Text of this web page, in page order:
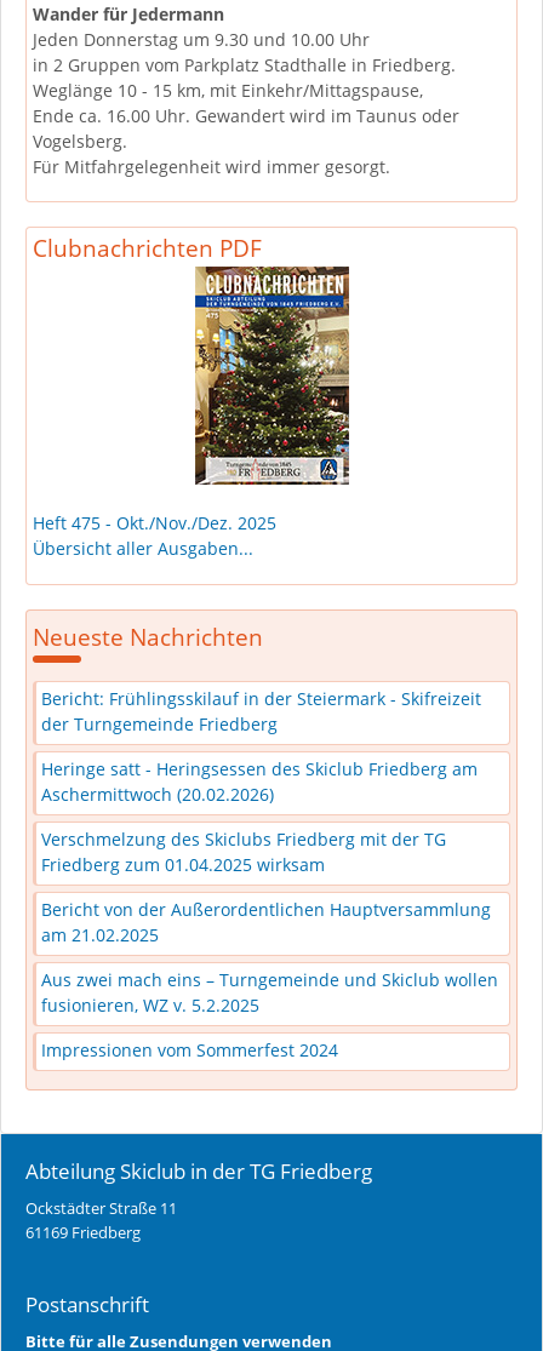
Wander für Jedermann
Jeden Donnerstag um 9.30 und 10.00 Uhr
in 2 Gruppen vom Parkplatz Stadthalle in Friedberg.
Weglänge 10 - 15 km, mit Einkehr/Mittagspause,
Ende ca. 16.00 Uhr. Gewandert wird im Taunus oder
Vogelsberg.
Für Mitfahrgelegenheit wird immer gesorgt.
Clubnachrichten PDF
Heft 475 - Okt./Nov./Dez. 2025
Übersicht aller Ausgaben...
Neueste Nachrichten
Bericht: Frühlingsskilauf in der Steiermark - Skifreizeit
der Turngemeinde Friedberg
Heringe satt - Heringsessen des Skiclub Friedberg am
Aschermittwoch (20.02.2026)
Verschmelzung des Skiclubs Friedberg mit der TG
Friedberg zum 01.04.2025 wirksam
Bericht von der Außerordentlichen Hauptversammlung
am 21.02.2025
Aus zwei mach eins – Turngemeinde und Skiclub wollen
fusionieren, WZ v. 5.2.2025
Impressionen vom Sommerfest 2024
Abteilung Skiclub in der TG Friedberg
Ockstädter Straße 11
61169 Friedberg
Postanschrift
Bitte für alle Zusendungen verwenden